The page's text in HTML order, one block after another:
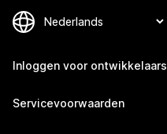
Inloggen voor ontwikkelaars
Servicevoorwaarden